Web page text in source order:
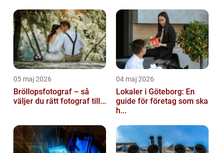
05 maj 2026
Bröllopsfotograf – så
väljer du rätt fotograf till...
04 maj 2026
Lokaler i Göteborg: En
guide för företag som ska
h...